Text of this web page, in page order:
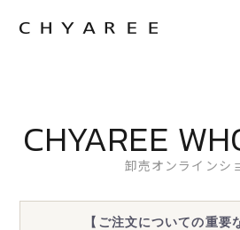
CHYAREE卸売オンラインシ
【ご注文についての重要